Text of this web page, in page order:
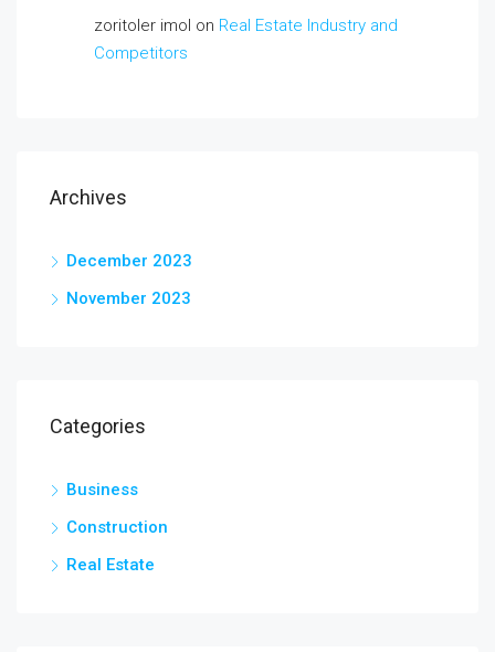
zoritoler imol on Real Estate Industry and
Competitors
Archives
December 2023
November 2023
Categories
Business
Construction
Real Estate